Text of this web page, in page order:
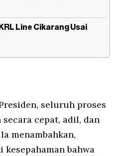
Line Cikarang Usai
seluruh proses
cepat, adil, dan
menambahkan,
bahwa